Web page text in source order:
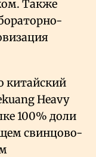
Также
китайский
Heavy
100% доли
свинцово-